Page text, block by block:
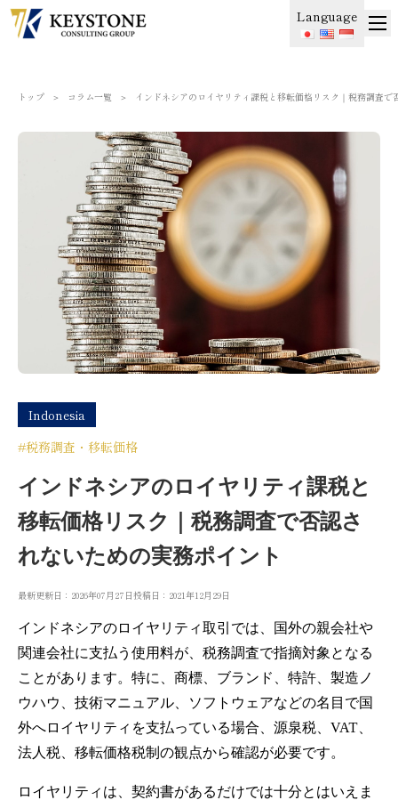
Language
トップ ＞ コラム一覧 ＞ インドネシアのロイヤリティ課税と移転価格リスク｜税務調査
Indonesia
#税務調査・移転価格
インドネシアのロイヤリティ課税と
移転価格リスク｜税務調査で否認さ
れないための実務ポイント
最新更新日：2026年07月27日投稿日：2021年12月29日
インドネシアのロイヤリティ取引では、国外の親会社や
関連会社に支払う使用料が、税務調査で指摘対象となる
ことがあります。特に、商標、ブランド、特許、製造ノ
ウハウ、技術マニュアル、ソフトウェアなどの名目で国
外へロイヤリティを支払っている場合、源泉税、VAT、
法人税、移転価格税制の観点から確認が必要です。
ロイヤリティは、契約書があるだけでは十分とはいえま